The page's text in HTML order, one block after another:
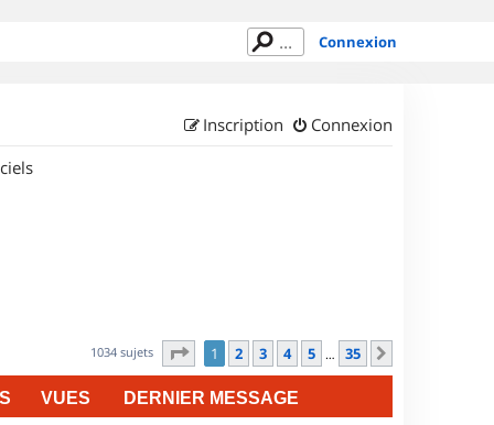
Connexion
Connexion
Inscription
1034 sujets Page sur35
1 2 3 4 5 … 35
VUES DERNIER MESSAGE